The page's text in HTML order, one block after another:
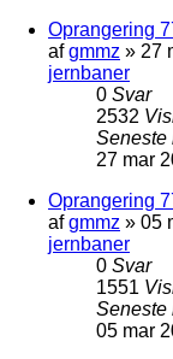
Oprangering
afgmmz » 27
jernbaner
0 Svar
2532
27 mar
Oprangering
afgmmz » 05
jernbaner
0 Svar
1551
05 mar